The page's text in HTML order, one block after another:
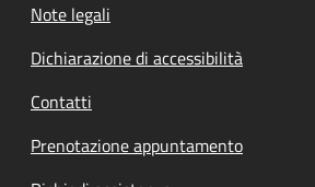
Note legali
Dichiarazione di accessibilità
Contatti
Prenotazione appuntamento